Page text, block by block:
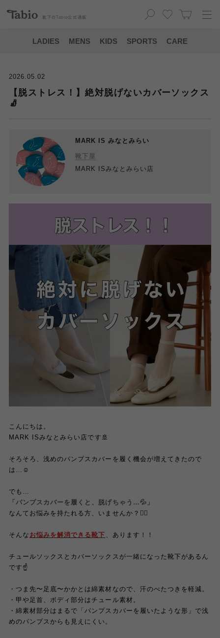
靴下の Tabio 公式通販
LADIES MENS KIDS SPORTS CARE
2026.05.02
【脱ストレス！】絶対脱げないカバーソックス
🧦
MARK IS みなとみらい
靴下屋
MARK ISみなとみらい店
こんにちは。
MARK ISみなとみらい店です🚢
そろそろ、浅めのパンプスカバーを履く機会が増えてきたので
は…☺️
でも…
「パンプスカバーを履くと、脱げちゃう…💦」
なんてお悩みを持たれる方、いませんか？🙋‍♀️
そんな お悩みを解消できる靴下 、あります！！
チュールソックスとカバーソックスが一緒になった靴下があるん
です☝️
・つま先〜足底〜かかとは綿素材なので、汗のべたつきを軽減。
・甲や足首、ボディ部分はチュール素材。
・綿素材部分はまるで「パンプスカバーを履いたような形」で浅
めのパンプスからも見えにくい。